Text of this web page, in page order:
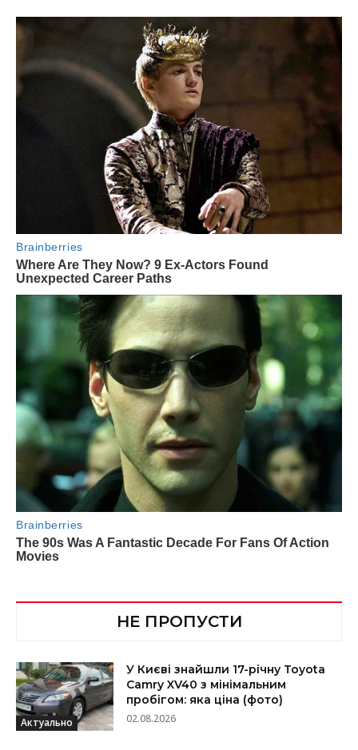
НЕ ПРОПУСТИ
Актуально
У Києві знайшли 17-річну Toyota
Camry XV40 з мінімальним
пробігом: яка ціна (фото)
02.08.2026